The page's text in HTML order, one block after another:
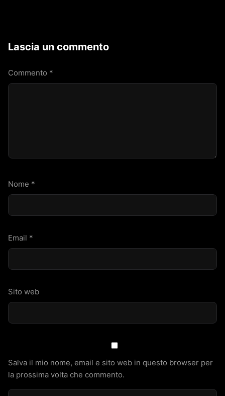
Lascia un commento
Commento *
Nome *
Email *
Sito web
Salva il mio nome, email e sito web in questo browser per
la prossima volta che commento.